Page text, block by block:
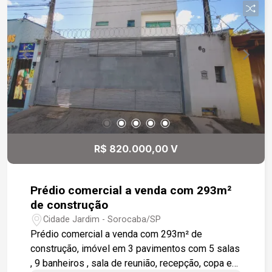
Pia esculpida em granito preto absoluto -
Banheiro social com acabamento moderno e
funcional. - Garagem coberta para dois veículos,
garantindo proteção e comodidade. - Design
contemporâneo, com excelente aproveitamento
dos espaços e acabamentos de alto padrão.
Essa casa é ideal para quem busca conforto,
elegância e segurança em um dos condomínios
mais valorizados da região. Entre em contato e
agende sua visita!
R$ 820.000,00 V
Prédio comercial a venda com 293m²
de construção
Cidade Jardim - Sorocaba/SP
Prédio comercial a venda com 293m² de
construção, imóvel em 3 pavimentos com 5 salas
, 9 banheiros , sala de reunião, recepção, copa e